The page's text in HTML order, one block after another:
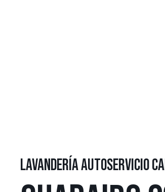
LAVANDERÍA AUTOSERVICIO